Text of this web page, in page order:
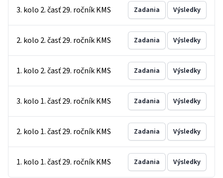
3. kolo 2. časť 29. ročník KMS Zadania Výsledky
2. kolo 2. časť 29. ročník KMS Zadania Výsledky
1. kolo 2. časť 29. ročník KMS Zadania Výsledky
3. kolo 1. časť 29. ročník KMS Zadania Výsledky
2. kolo 1. časť 29. ročník KMS Zadania Výsledky
1. kolo 1. časť 29. ročník KMS Zadania Výsledky